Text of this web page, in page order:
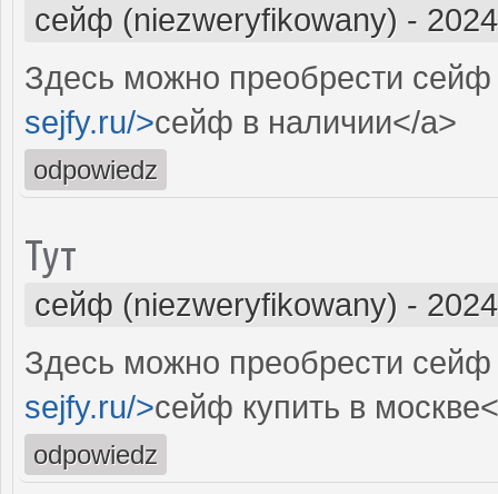
сейф (niezweryfikowany) -
Здесь можно преобрести сейф
sejfy.ru/>сейф в наличии</a>
odpowiedz
Тут
сейф (niezweryfikowany) -
Здесь можно преобрести
sejfy.ru/>сейф купить в
odpowiedz